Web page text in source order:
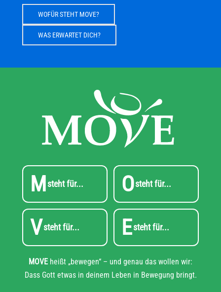
WOFÜR STEHT MOVE?
WAS ERWARTET DICH?
Msteht für... Osteht für...
Vsteht für... Esteht für...
MOVE heißt „bewegen“ – und genau das wollen wir:
Dass Gott etwas in deinem Leben in Bewegung bringt.